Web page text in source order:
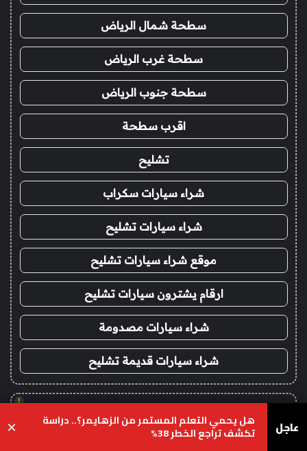
سطحة شمال الرياض
سطحة غرب الرياض
سطحة جنوب الرياض
اقرب سطحة
تشليح
شراء سيارات سكراب
شراء سيارات تشليح
موقع شراء سيارات تشليح
ارقام يشترون سيارات تشليح
شراء سيارات مصدومة
شراء سيارات قديمة تشليح
!
كورة 365 عاجل هل يحمي التعلم المستمر من الزهايمر؟.. دراسة
تكشف تراجع الخطر 38% ×